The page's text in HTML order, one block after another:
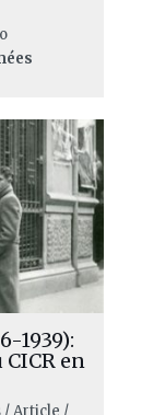
1939):
en
/ Article /